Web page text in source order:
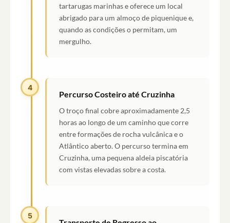
tartarugas marinhas e oferece um local
abrigado para um almoço de piquenique e,
quando as condições o permitam, um
mergulho.
4
Percurso Costeiro até Cruzinha
O troço final cobre aproximadamente 2,5
horas ao longo de um caminho que corre
entre formações de rocha vulcânica e o
Atlântico aberto. O percurso termina em
Cruzinha, uma pequena aldeia piscatória
com vistas elevadas sobre a costa.
5